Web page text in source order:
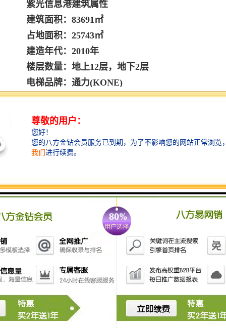
紫光信息港建筑属性
建筑面积：83691㎡
占地面积：25743㎡
建造年代：2010年
楼层数量：地上12层，地下2层
电梯品牌：通力(KONE)
单层面积：2202㎡
梯行速度：4M/S
层高净高：4.1/2.85米
楼层分区：高区、低区
车位数量：地上100个，地下400个
空间结构：平层
网格地板：是
大堂层高：8M
网络通讯：全网通
大堂面积：50㎡
优惠政策：高新企业
快充电桩：有